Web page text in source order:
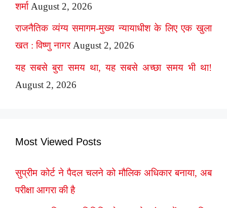
शर्मा August 2, 2026
राजनैतिक व्यंग्य समागम-मुख्य न्यायाधीश के लिए एक खुला
खत : विष्णु नागर August 2, 2026
यह सबसे बुरा समय था, यह सबसे अच्छा समय भी था!
August 2, 2026
Most Viewed Posts
सुप्रीम कोर्ट ने पैदल चलने को मौलिक अधिकार बनाया, अब
परीक्षा आगरा की है